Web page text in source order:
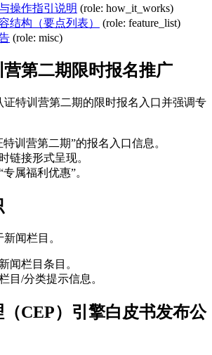
操作指引说明 (role: how_it_works)
结构（要点列表）
(role: feature_list)
(role: misc)
第二期限时报名推广
证特训营第二期的限时报名入口并强调专
训营第二期”的报名入口信息。
链接形式呈现。
属福利优惠”。
闻栏目。
闻栏目条目。
目/分类提示信息。
CEP）引擎白皮书发布公